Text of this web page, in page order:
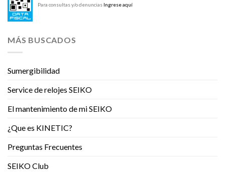
Para consultas y/o denuncias Ingrese aquí
MÁS BUSCADOS
Sumergibilidad
Service de relojes SEIKO
El mantenimiento de mi SEIKO
¿Que es KINETIC?
Preguntas Frecuentes
SEIKO Club